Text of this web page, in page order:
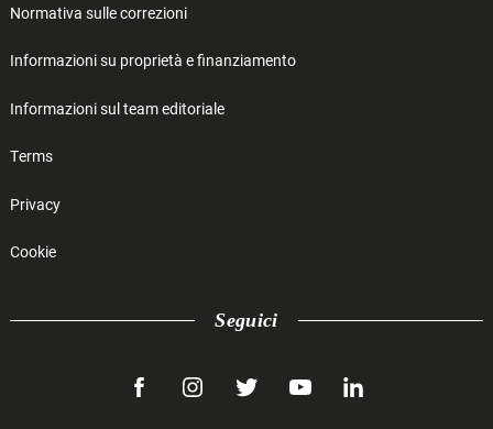
Normativa sulle correzioni
Informazioni su proprietà e finanziamento
Informazioni sul team editoriale
Terms
Privacy
Cookie
Seguici
facebookinstagramtwitteryoutubelinkedin